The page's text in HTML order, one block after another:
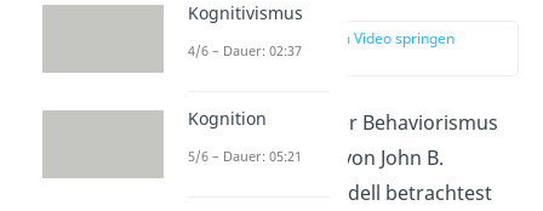
zur Stelle im Video springen
(00:20)
Begründet wurde der Behaviorismus
(engl. Behaviorism) von John B.
Watson. Bei dem Modell betrachtest
Kognitivismus
4/6 – Dauer: 02:37
Kognition
5/6 – Dauer: 05:21